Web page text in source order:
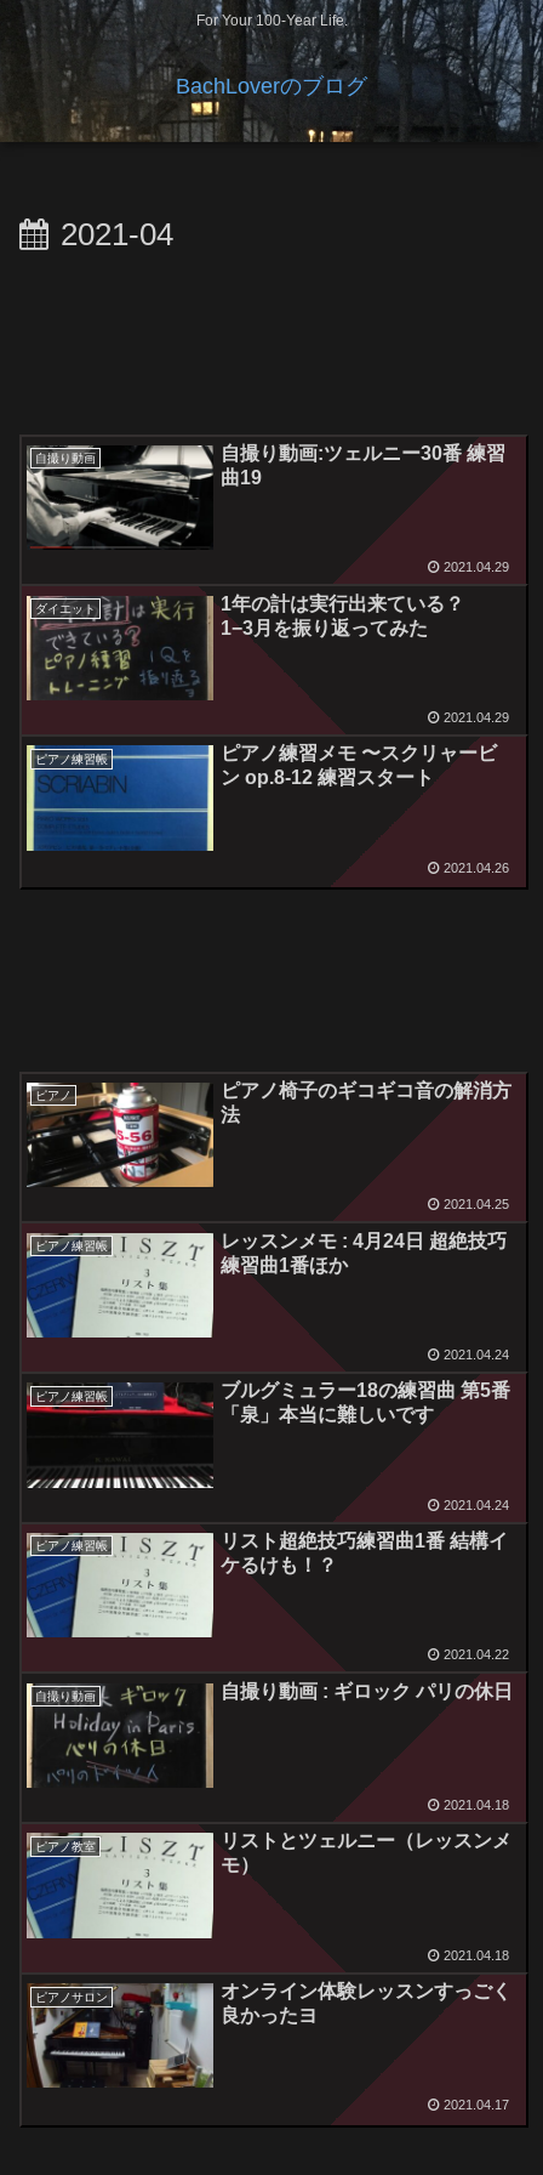
For Your 100-Year Life.
BachLoverのブログ
2021-04
自撮り動画
自撮り動画:ツェルニー30番 練習
曲19
2021.04.29
ダイエット
1年の計は実行出来ている？
1−3月を振り返ってみた
2021.04.29
ピアノ練習帳
ピアノ練習メモ 〜スクリャービ
ン op.8-12 練習スタート
2021.04.26
ピアノ
ピアノ椅子のギコギコ音の解消方
法
2021.04.25
ピアノ練習帳
レッスンメモ : 4月24日 超絶技巧
練習曲1番ほか
2021.04.24
ピアノ練習帳
ブルグミュラー18の練習曲 第5番
「泉」本当に難しいです
2021.04.24
ピアノ練習帳
リスト超絶技巧練習曲1番 結構イ
ケるけも！？
2021.04.22
自撮り動画 自撮り動画 : ギロック パリの休日
2021.04.18
ピアノ教室
リストとツェルニー（レッスンメ
モ）
2021.04.18
ピアノサロン
オンライン体験レッスンすっごく
良かったヨ
2021.04.17